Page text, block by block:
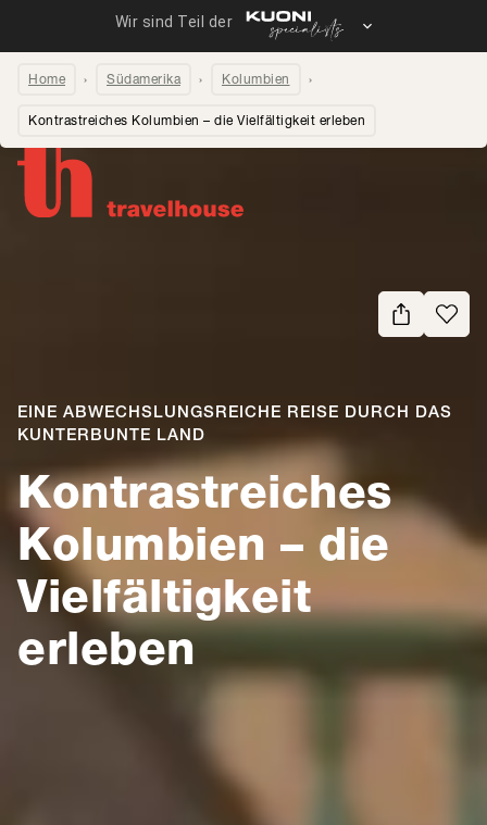
Home Südamerika Kolumbien
Kontrastreiches Kolumbien – die Vielfältigkeit erleben
Kontrastreiches
Kolumbien – die
Vielfältigkeit
erleben
EINE ABWECHSLUNGSREICHE REISE DURCH DAS
KUNTERBUNTE LAND